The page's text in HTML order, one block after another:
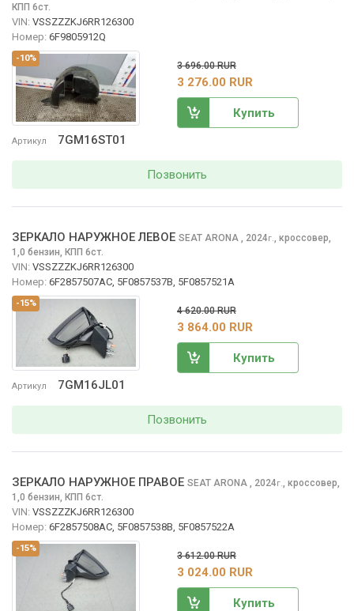
-10%
Артикул 7GM16ST01
КПП 6ст.
VIN: VSSZZZKJ6RR126300
Номер: 6F9805912Q
3 696.00 RUR
3 276.00 RUR
Купить
Позвонить
-15%
Артикул 7GM16JL01
ЗЕРКАЛО НАРУЖНОЕ ЛЕВОЕ SEAT ARONA , 2024г., кроссовер,
1,0 бензин, КПП 6ст.
VIN: VSSZZZKJ6RR126300
Номер: 6F2857507AC, 5F0857537B, 5F0857521A
4 620.00 RUR
3 864.00 RUR
Купить
Позвонить
-15%
ЗЕРКАЛО НАРУЖНОЕ ПРАВОЕ SEAT ARONA , 2024г., кроссовер,
1,0 бензин, КПП 6ст.
VIN: VSSZZZKJ6RR126300
Номер: 6F2857508AC, 5F0857538B, 5F0857522A
3 612.00 RUR
3 024.00 RUR
Купить